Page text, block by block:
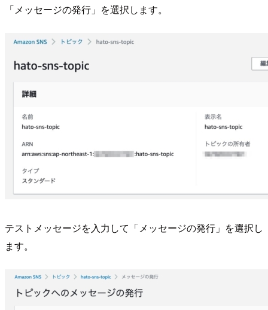
「メッセージの発行」を選択します。
テストメッセージを入力して「メッセージの発行」を選択し
ます。